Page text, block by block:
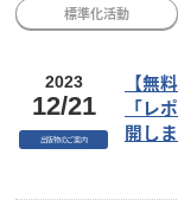
標準化活動
【無
「レ
開し
2023
12/21
出版物のご案内